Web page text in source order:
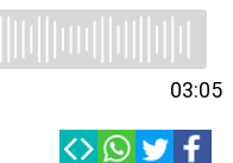
03:05